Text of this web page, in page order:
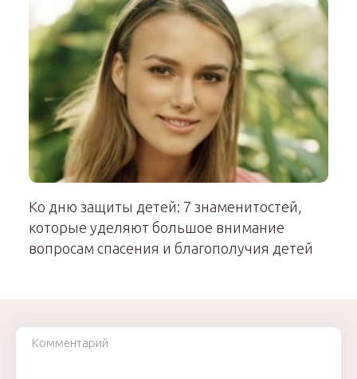
Ко дню защиты детей: 7 знаменитостей,
которые уделяют большое внимание
вопросам спасения и благополучия детей
Комментарий